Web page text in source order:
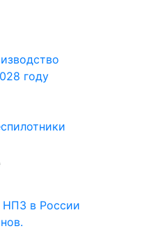
году
НПЗ в России